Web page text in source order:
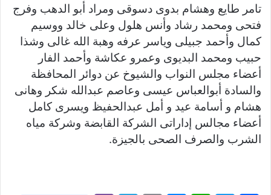
تامر طايع وهشام بدوى دسوقى ومراد أبو الدهب وفرج
فتحى ومحمد رشاد وأنس هلول وعلى خالد ووسيم
كمال وأحمد جبيلى وياسر عرفه وهبة الله غالى وشذا
حبيب ومحمد البديوى وعمرو عكاشة وأحمد الفار
أعضاء مجلس النواب والشيوخ عن دوائر المحافظة
والسادة أبوالعباس عيسى وعاصم عبدالله شكر وهانى
هشام و أسامة عيد و أمل عبدالحفيظ ويسرى كامل
أعضاء مجالس إداراتى الشركة القابضة وشركة مياه
الشرب والصرف الصحى بالجيزة.